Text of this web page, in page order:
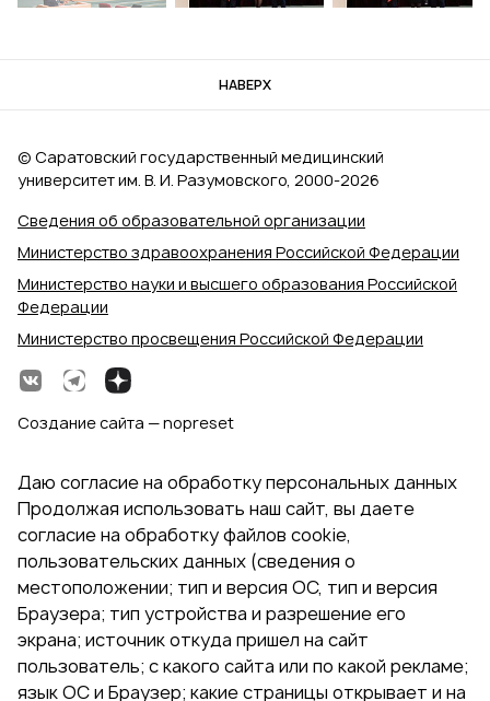
НАВЕРХ
Сведения об образовательной организации
Министерство здравоохранения Российской Федерации
Министерство науки и высшего образования Российской
Федерации
Министерство просвещения Российской Федерации
© Саратовский государственный медицинский
университет им. В. И. Разумовского, 2000‑2026
Создание сайта — nopreset
Даю согласие на обработку персональных данных
Продолжая использовать наш сайт, вы даете
согласие на обработку файлов cookie,
пользовательских данных (сведения о
местоположении; тип и версия ОС, тип и версия
Браузера; тип устройства и разрешение его
экрана; источник откуда пришел на сайт
пользователь; с какого сайта или по какой рекламе;
язык ОС и Браузер; какие страницы открывает и на